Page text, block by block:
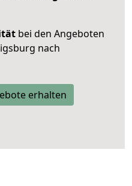
bei den Angeboten
nach
erhalten